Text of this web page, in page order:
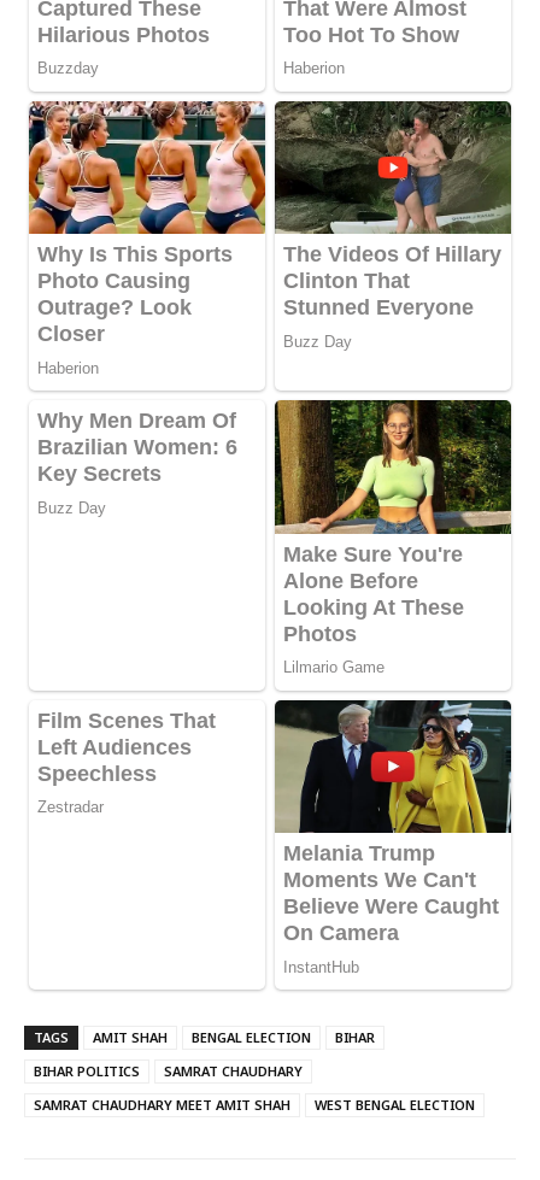
TAGS AMIT SHAH BENGAL ELECTION
BIHAR
BIHAR POLITICS
SAMRAT CHAUDHARY
SAMRAT CHAUDHARY MEET AMIT SHAH
WEST BENGAL ELECTION